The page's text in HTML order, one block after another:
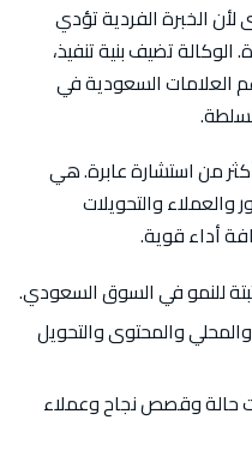
الخبرة الفردية تؤدي
تضيف بنية تنفيذ،
العلامات السعودية في
من استشارة عابرة. هي
والتحويلات
أداء قوية.
للنمو في السوق السعودي.
والمحتوى والتحويل
حالة وقصص نجاح وعملاء